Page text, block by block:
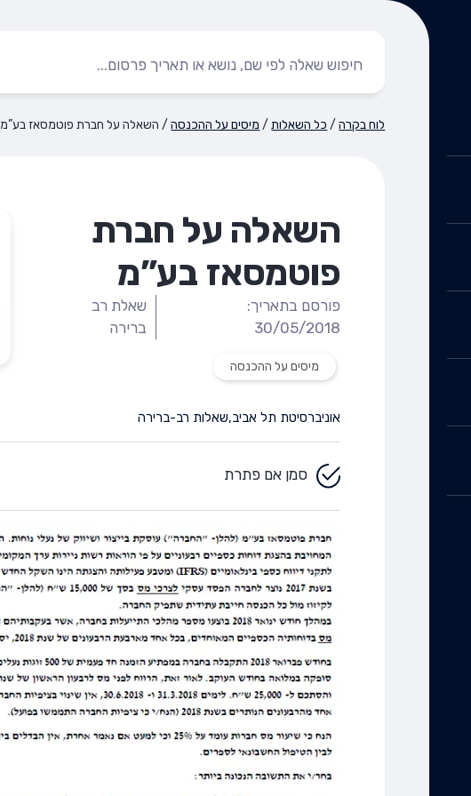
לוח בקרה/ כל השאלות/ מיסים על ההכנסה/ השאלה על חברת פוטמסאז בע”מ
השאלה על חברת
פוטמסאז בע”מ
פורסם בתאריך:
30/05/2018
שאלת רב
ברירה
מיסים על ההכנסה
אוניברסיטת תל אביב,שאלות רב-ברירה
סמן אם פתרת